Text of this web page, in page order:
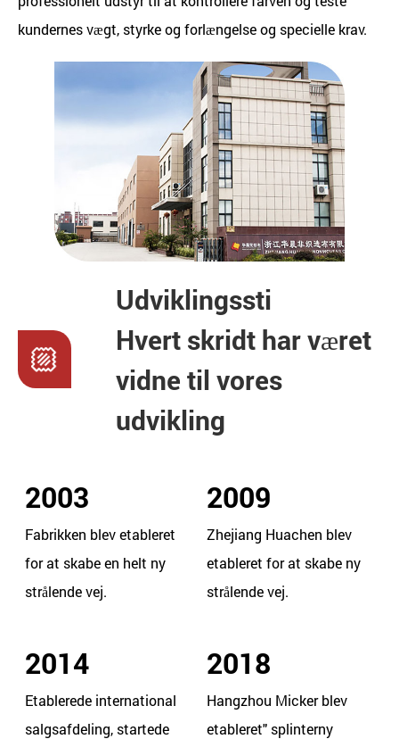
kundernes vægt, styrke og forlængelse og specielle krav.
Udviklingssti
Hvert skridt har været
vidne til vores
udvikling
2003
Fabrikken blev etableret
for at skabe en helt ny
strålende vej.
2009
Zhejiang Huachen blev
etableret for at skabe ny
strålende vej.
2014
Etablerede international
salgsafdeling, startede
2018
Hangzhou Micker blev
etableret" splinterny